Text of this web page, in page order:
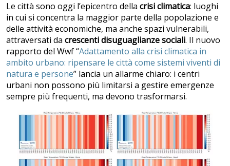
Le città sono oggi l’epicentro della crisi climatica: luoghi
in cui si concentra la maggior parte della popolazione e
delle attività economiche, ma anche spazi vulnerabili,
attraversati da crescenti disuguaglianze sociali. Il nuovo
rapporto del Wwf “Adattamento alla crisi climatica in
ambito urbano: ripensare le città come sistemi viventi di
natura e persone” lancia un allarme chiaro: i centri
urbani non possono più limitarsi a gestire emergenze
sempre più frequenti, ma devono trasformarsi.